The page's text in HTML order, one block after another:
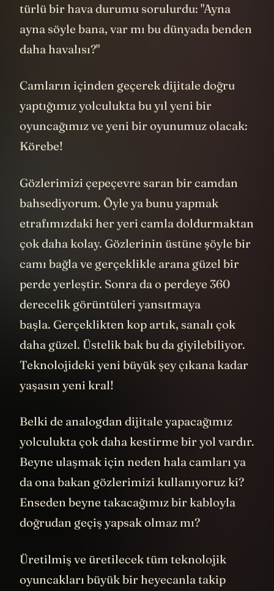
türlü bir hava durumu sorulurdu: "Ayna
ayna söyle bana, var mı bu dünyada benden
daha havalısı?"
Camların içinden geçerek dijitale doğru
yaptığımız yolculukta bu yıl yeni bir
oyuncağımız ve yeni bir oyunumuz olacak:
Körebe!
Gözlerimizi çepeçevre saran bir camdan
bahsediyorum. Öyle ya bunu yapmak
etrafımızdaki her yeri camla doldurmaktan
çok daha kolay. Gözlerinin üstüne şöyle bir
camı bağla ve gerçeklikle arana güzel bir
perde yerleştir. Sonra da o perdeye 360
derecelik görüntüleri yansıtmaya
başla. Gerçeklikten kop artık, sanalı çok
daha güzel. Üstelik bak bu da giyilebiliyor.
Teknolojideki yeni büyük şey çıkana kadar
yaşasın yeni kral!
Belki de analogdan dijitale yapacağımız
yolculukta çok daha kestirme bir yol vardır.
Beyne ulaşmak için neden hala camları ya
da ona bakan gözlerimizi kullanıyoruz ki?
Enseden beyne takacağımız bir kabloyla
doğrudan geçiş yapsak olmaz mı?
Üretilmiş ve üretilecek tüm teknolojik
oyuncakları büyük bir heyecanla takip